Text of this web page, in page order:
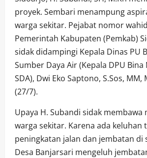
proyek. Sembari menampung
warga sekitar. Pejabat nomor
Pemerintah Kabupaten (Pemkab)
sidak didampingi Kepala Dinas PU
Sumber Daya Air (Kepala DPU Bina
SDA), Dwi Eko Saptono, S.Sos, MM,
(27/7).
Upaya H. Subandi sidak membawa
warga sekitar. Karena ada keluhan
peningkatan jalan dan jembatan di
Desa Banjarsari mengeluh